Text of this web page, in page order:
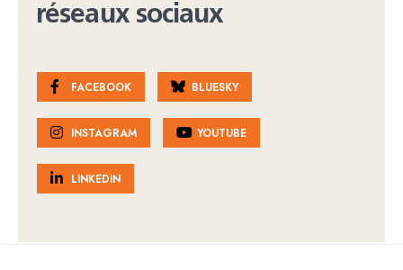
réseaux sociaux
FACEBOOK BLUESKY
INSTAGRAM YOUTUBE
LINKEDIN